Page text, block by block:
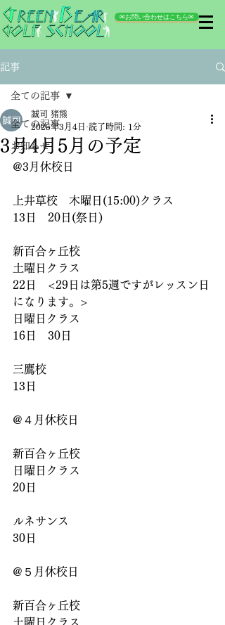
✉お問い合わせはこちら✉
記事
全ての記事
お知らせ
全ての記事
3月4月5月の予定
誠司 猪熊
2025年3月4日 読了時間: 1分
@3月休校日
上井草校　木曜日(15:00)クラス
13日　20日(祭日)
新百合ヶ丘校
土曜日クラス
22日　<29日は第5週ですがレッスン日
になります。>
日曜日クラス
16日　30日
三鷹校
13日
@４月休校日
新百合ヶ丘校
日曜日クラス
20日
ルネサンス
30日
@５月休校日
新百合ヶ丘校
土曜日クラス